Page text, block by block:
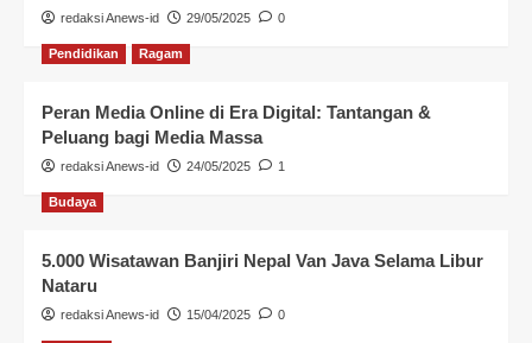
redaksi Anews-id 29/05/2025 0
Pendidikan Ragam
Peran Media Online di Era Digital: Tantangan &
Peluang bagi Media Massa
redaksi Anews-id 24/05/2025 1
Budaya
5.000 Wisatawan Banjiri Nepal Van Java Selama Libur
Nataru
redaksi Anews-id 15/04/2025 0